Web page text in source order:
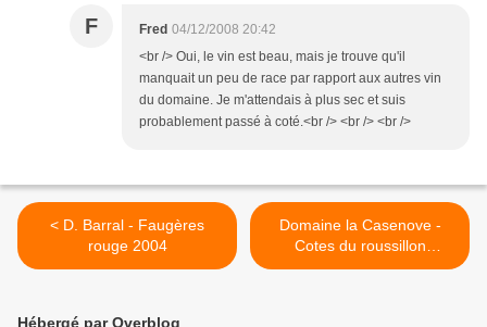
F Fred 04/12/2008 20:42
<br /> Oui, le vin est beau, mais je trouve qu'il
manquait un peu de race par rapport aux autres vin
du domaine. Je m'attendais à plus sec et suis
probablement passé à coté.<br /> <br /> <br />
< D. Barral - Faugères
rouge 2004
Domaine la Casenove -
Cotes du roussillon
commandant Jaubert 1998
Hébergé par Overblog